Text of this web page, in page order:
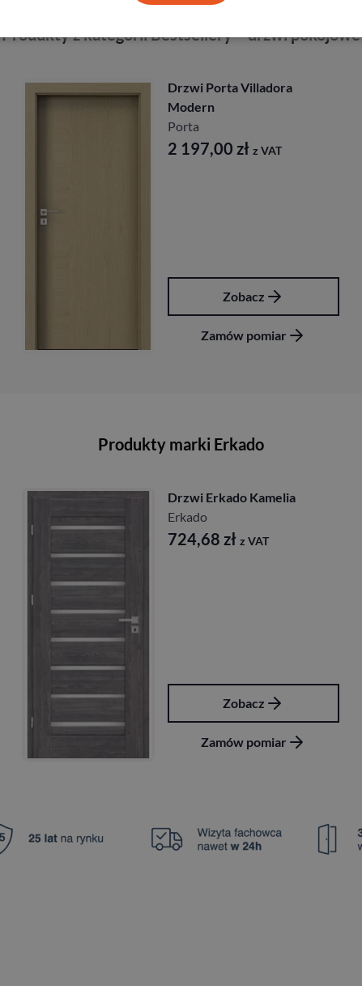
Produkty z kategorii Bestsellery – drzwi pokojowe
Drzwi Porta Villadora
Modern
Porta
2 197,00 zł z VAT
Zobacz
Zamów pomiar
Produkty marki Erkado
Drzwi Erkado Kamelia
Erkado
724,68 zł z VAT
Zobacz
Zamów pomiar